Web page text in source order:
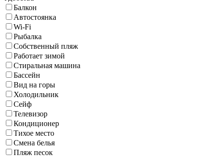
Балкон
Автостоянка
Wi-Fi
Рыбалка
Собственный пляж
Работает зимой
Стиральная машина
Бассейн
Вид на горы
Холодильник
Сейф
Телевизор
Кондиционер
Тихое место
Смена белья
Пляж песок